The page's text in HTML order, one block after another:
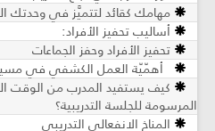
مهامك كقائد لتتميَّز في وحدتك
أساليب تحفيز الأفراد:
تحفيز الأفراد وحفز الجماعات
أهمّيّة العمل الكشفي في
كيف يستفيد المدرب من الوقت
المرسومة للجلسة التدريبية؟
المناخ الانفعالي التدريبي